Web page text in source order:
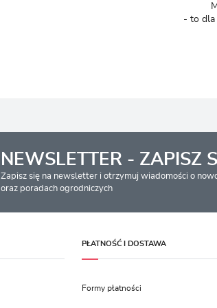
- to dla
NEWSLETTER - ZAPISZ
Zapisz się na newsletter i otrzymuj wiadomości o
oraz poradach ogrodniczych
PŁATNOŚĆ I DOSTAWA
Formy płatności